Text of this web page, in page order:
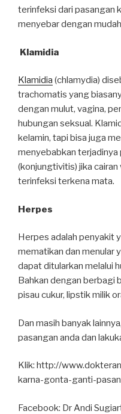
terinfeksi dari pasangan
menyebar dengan
Klamidia
Klamidia (chlamydia)
trachomatis yang
dengan mulut, vagina,
hubungan seksual.
kelamin, tapi bisa juga
menyebabkan
(konjungtivitis) jika
terinfeksi terkena mata.
Herpes
Herpes adalah penyakit
mematikan dan menular
dapat ditularkan melalui
Bahkan dengan berbagi
pisau cukur, lipstik milik
Dan masih banyak
pasangan anda dan
Klik: http://
karna-gonta-ganti-
Facebook: Dr Andi